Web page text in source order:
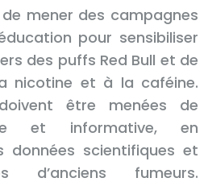
mener des campagnes
pour sensibiliser
des puffs Red Bull et de
nicotine et à la caféine.
être menées de
et informative, en
données scientifiques et
d’anciens fumeurs.